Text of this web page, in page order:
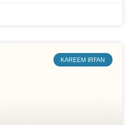
KAREEM IRFAN